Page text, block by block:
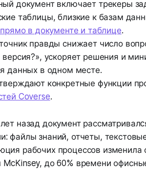
документ включает трекеры
таблицы, близкие к базам
в документе и таблице.
правды снижает число
версия?», ускоряет решения и
данных в одном месте.
конкретные функции
Coverse.
назад документ
файлы знаний, отчеты,
рабочих процессов изменила
до 60% времени